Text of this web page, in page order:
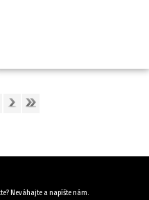
Neváhajte a napíšte nám.